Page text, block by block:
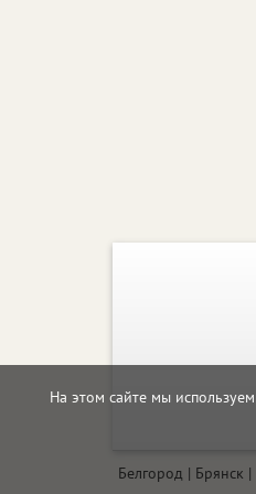
На этом сайте мы используем
Белгород Брянск